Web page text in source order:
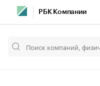
РБК Компании